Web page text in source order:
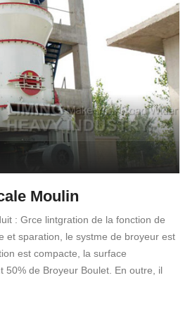
Moulin
: Grce lintgration de la fonction de
et sparation, le systme de broyeur est
est compacte, la surface
50% de Broyeur Boulet. En outre, il